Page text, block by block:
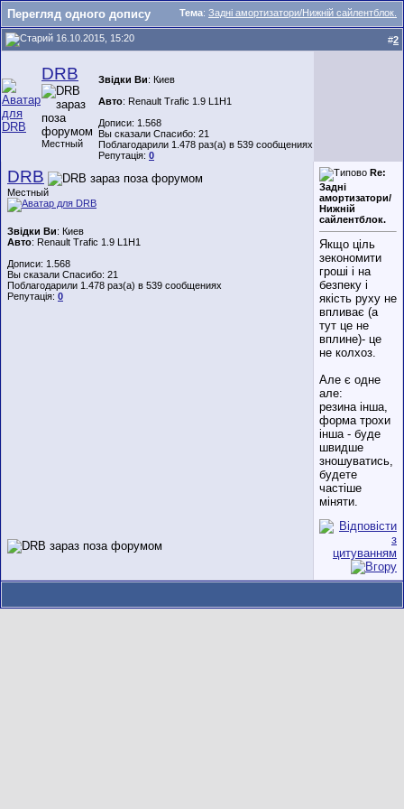
Тема: Задні амортизатори/Нижній сайлентблок.
Перегляд одного допису
16.10.2015, 15:20 #2
DRB
Местный
Звідки Ви: Киев
Авто: Renault Trafic 1.9 L1H1
Дописи: 1.568
Вы сказали Спасибо: 21
Поблагодарили 1.478 раз(а) в 539 сообщениях
Репутація: 0
DRB
Местный
Звідки Ви: Киев
Авто: Renault Trafic 1.9 L1H1
Дописи: 1.568
Вы сказали Спасибо: 21
Поблагодарили 1.478 раз(а) в 539 сообщениях
Репутація: 0
Re:
Задні
амортизатори/
Нижній
сайлентблок.
Якщо ціль
зекономити
гроші і на
безпеку і
якість руху не
впливає (а
тут це не
вплине)- це
не колхоз.
Але є одне
але:
резина інша,
форма трохи
інша - буде
швидше
зношуватись,
будете
частіше
міняти.